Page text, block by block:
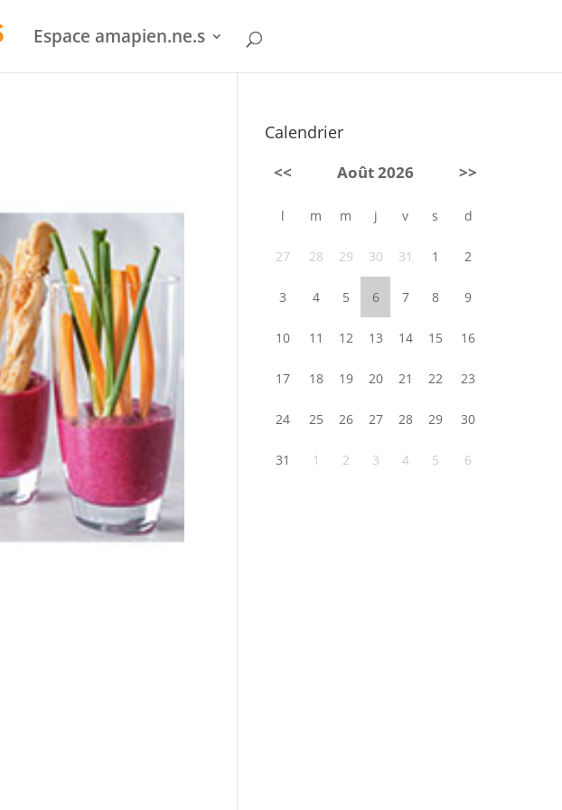
Espace amapien.ne.s
Calendrier
<< Août 2026 >>
l m m j v s d
27 28 29 30 31 1 2
3 4 5 6 7 8 9
10 11 12 13 14 15 16
17 18 19 20 21 22 23
24 25 26 27 28 29 30
31 1 2 3 4 5 6